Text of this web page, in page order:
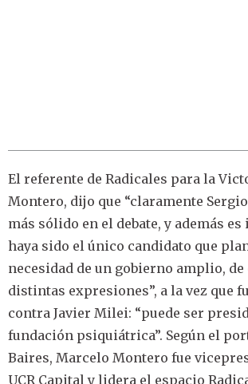
El referente de Radicales para la
Montero, dijo que “claramente
más sólido en el debate, y además
haya sido el único candidato que
necesidad de un gobierno amplio, de
distintas expresiones”, a la vez que
contra Javier Milei: “puede ser
fundación psiquiátrica”. Según el
Baires, Marcelo Montero fue
UCR Capital y lidera el espacio